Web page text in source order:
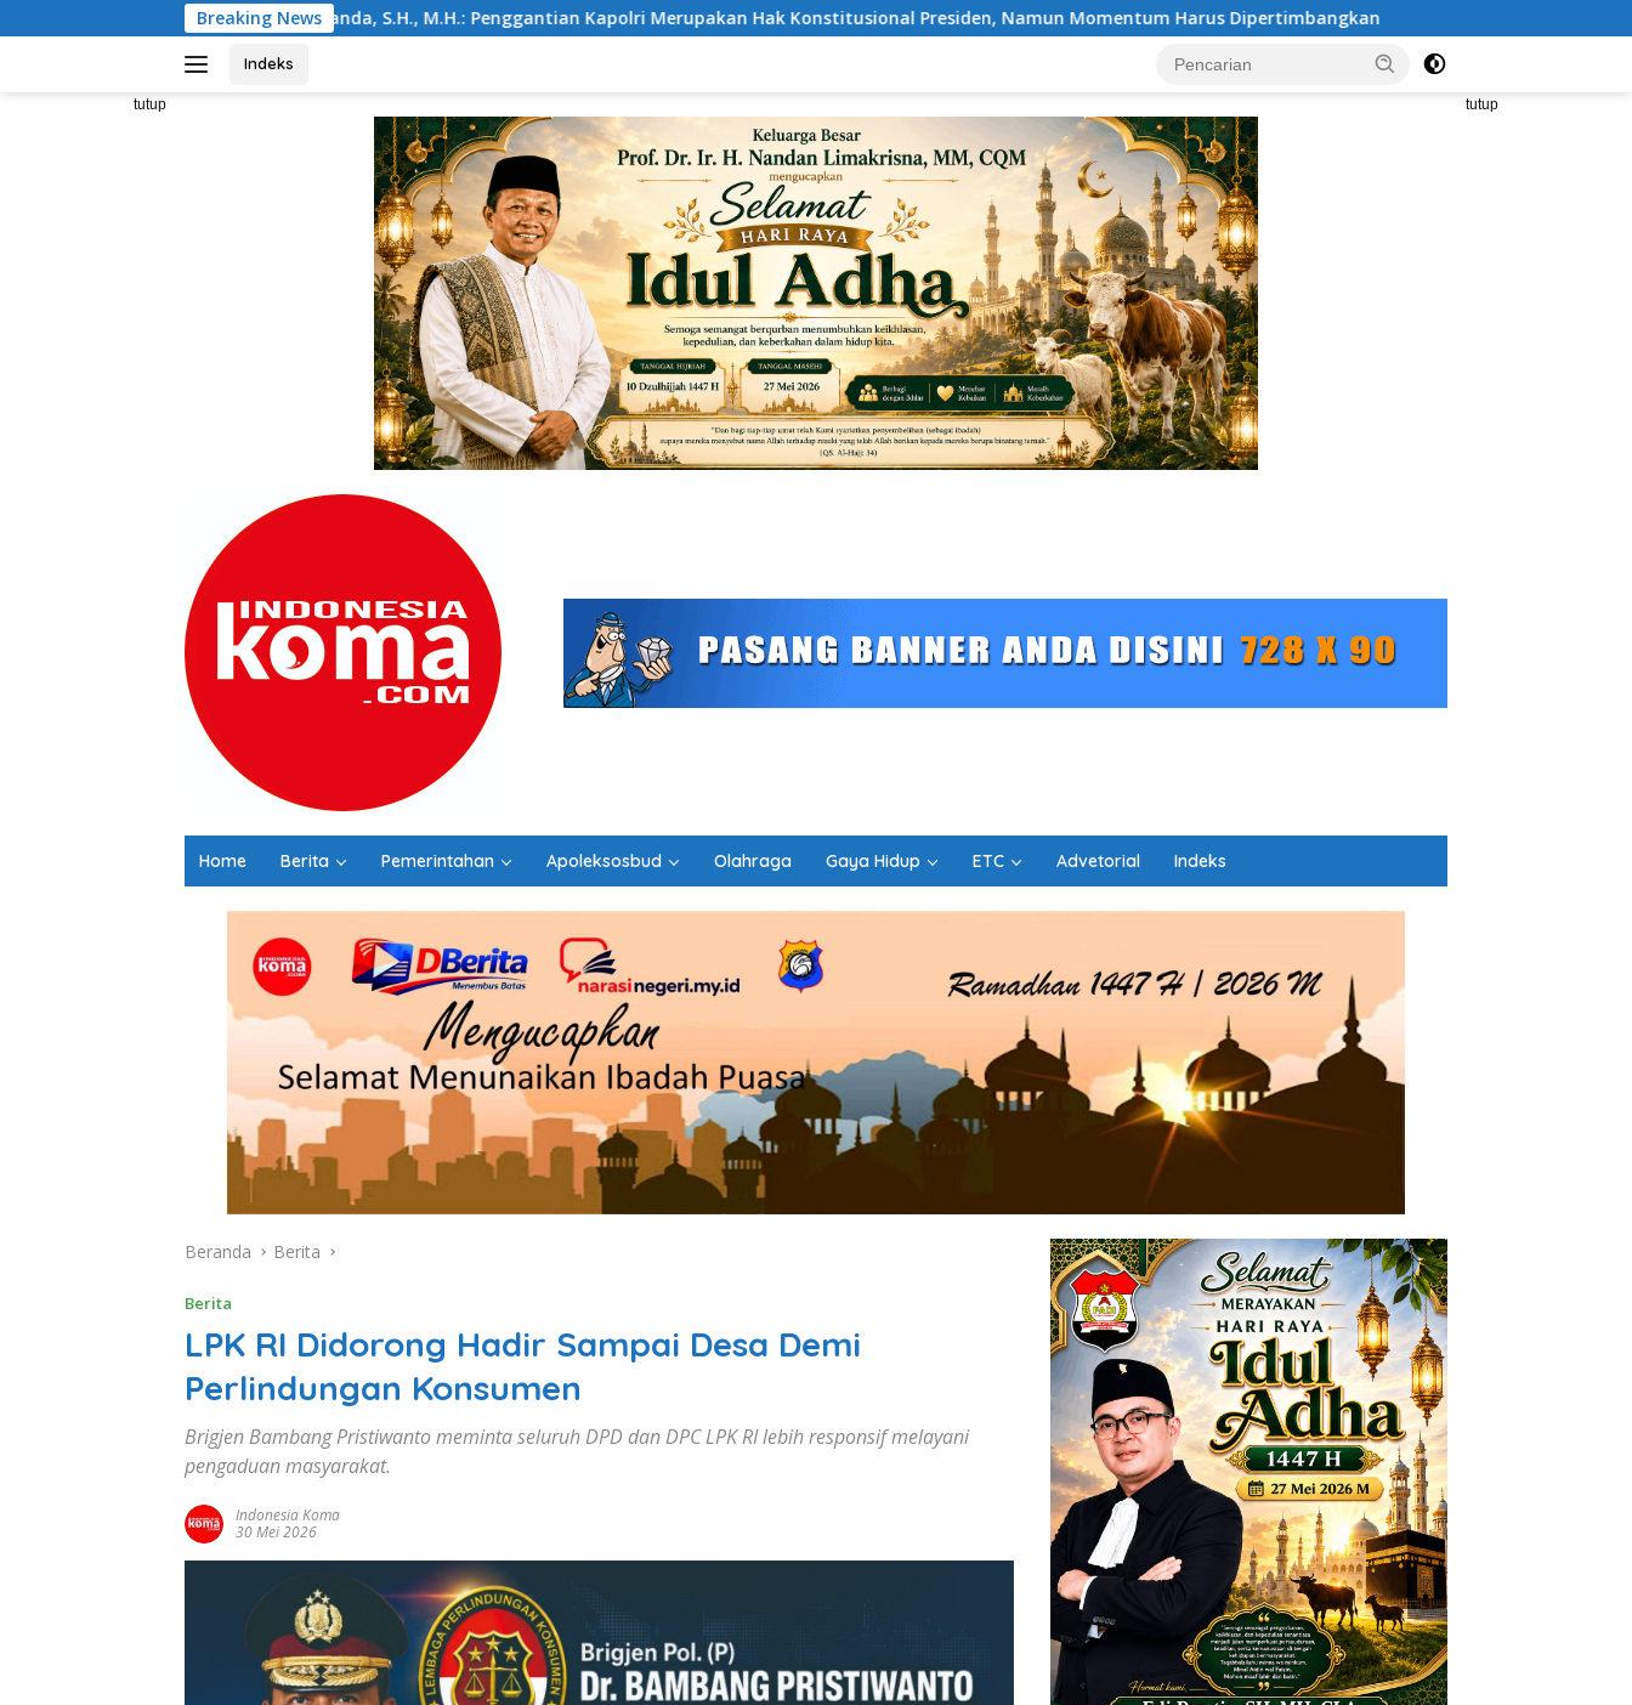
ke
Breaking News
Juanda, S.H., M.H.: Penggantian Kapolri Merupakan Hak Konstitusional Presiden, Namun Momentum Harus Dipertimbangkan Polda Metro Jaya Gelar Seminar Hukum Bahas
Indeks
tutup tutup
Home Berita Pemerintahan Apoleksosbud Olahraga Gaya Hidup ETC Advetorial Indeks
Beranda Berita
Berita
LPK RI Didorong Hadir Sampai Desa Demi
Perlindungan Konsumen
Brigjen Bambang Pristiwanto meminta seluruh DPD dan DPC LPK RI lebih responsif melayani
pengaduan masyarakat.
Indonesia Koma
30 Mei 2026